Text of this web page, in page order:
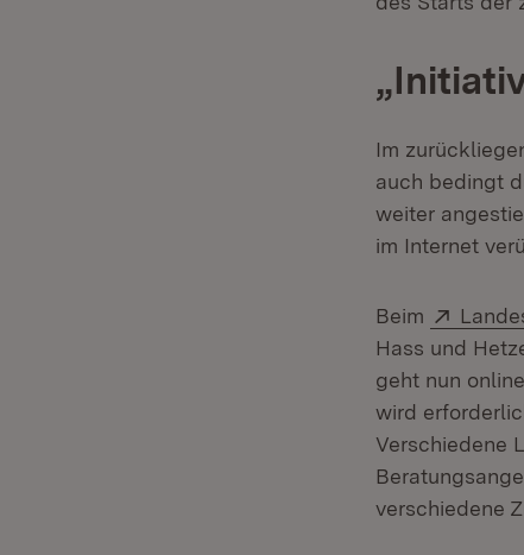
Im
auch bedingt
weiter
im Internet
Beim
Hass und
geht nun
wird
Verschiedene
verschiedene